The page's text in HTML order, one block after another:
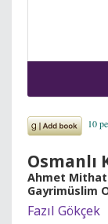
Osmanlı
Ahmet Mithat
Gayrimüslim
Fazıl Gökçek